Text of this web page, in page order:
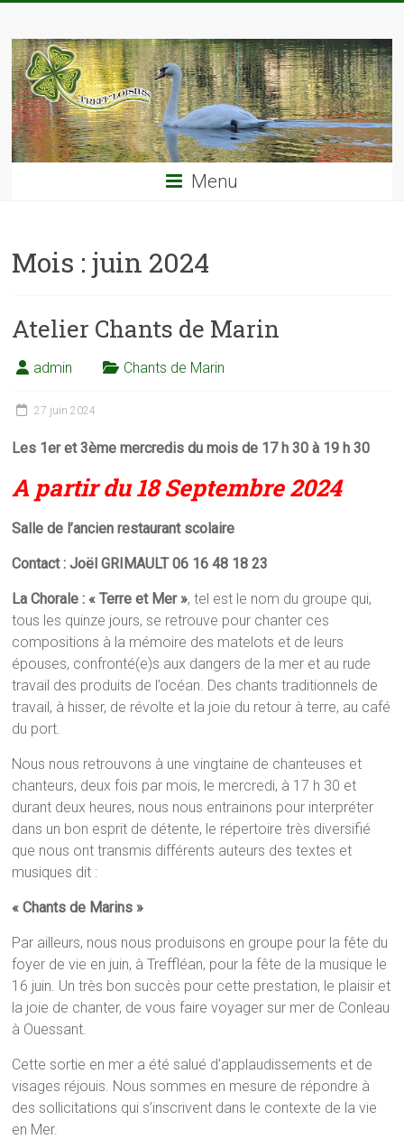
content
TREFF'LOISIRS
Menu
Mois :juin 2024
Atelier Chants de Marin
admin Chants de Marin
27 juin 2024
Les 1er et 3ème mercredis du mois de 17 h 30 à 19 h 30
A partir du 18 Septembre 2024
Salle de l’ancien restaurant scolaire
Contact : Joël GRIMAULT 06 16 48 18 23
La Chorale : « Terre et Mer », tel est le nom du groupe qui,
tous les quinze jours, se retrouve pour chanter ces
compositions à la mémoire des matelots et de leurs
épouses, confronté(e)s aux dangers de la mer et au rude
travail des produits de l’océan. Des chants traditionnels de
travail, à hisser, de révolte et la joie du retour à terre, au café
du port.
Nous nous retrouvons à une vingtaine de chanteuses et
chanteurs, deux fois par mois, le mercredi, à 17 h 30 et
durant deux heures, nous nous entrainons pour interpréter
dans un bon esprit de détente, le répertoire très diversifié
que nous ont transmis différents auteurs des textes et
musiques dit :
« Chants de Marins »
Par ailleurs, nous nous produisons en groupe pour la fête du
foyer de vie en juin, à Treffléan, pour la fête de la musique le
16 juin. Un très bon succès pour cette prestation, le plaisir et
la joie de chanter, de vous faire voyager sur mer de Conleau
à Ouessant.
Cette sortie en mer a été salué d’applaudissements et de
visages réjouis. Nous sommes en mesure de répondre à
des sollicitations qui s’inscrivent dans le contexte de la vie
en Mer.